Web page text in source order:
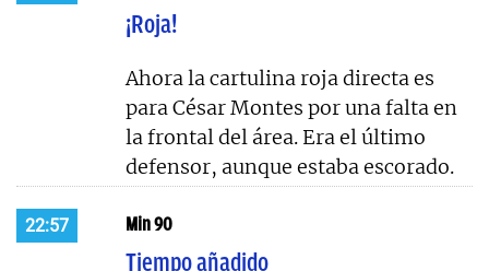
¡Roja!
Ahora la cartulina roja directa es
para César Montes por una falta en
la frontal del área. Era el último
defensor, aunque estaba escorado.
22:57 Min 90
Tiempo añadido